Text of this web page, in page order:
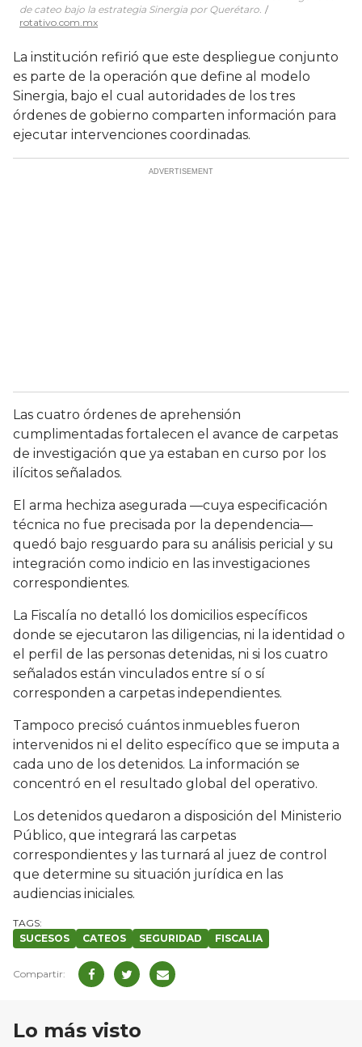
de cateo bajo la estrategia Sinergia por Querétaro.
rotativo.com.mx
La institución refirió que este despliegue conjunto
es parte de la operación que define al modelo
Sinergia, bajo el cual autoridades de los tres
órdenes de gobierno comparten información para
ejecutar intervenciones coordinadas.
Las cuatro órdenes de aprehensión
cumplimentadas fortalecen el avance de carpetas
de investigación que ya estaban en curso por los
ilícitos señalados.
El arma hechiza asegurada —cuya especificación
técnica no fue precisada por la dependencia—
quedó bajo resguardo para su análisis pericial y su
integración como indicio en las investigaciones
correspondientes.
La Fiscalía no detalló los domicilios específicos
donde se ejecutaron las diligencias, ni la identidad o
el perfil de las personas detenidas, ni si los cuatro
señalados están vinculados entre sí o sí
corresponden a carpetas independientes.
Tampoco precisó cuántos inmuebles fueron
intervenidos ni el delito específico que se imputa a
cada uno de los detenidos. La información se
concentró en el resultado global del operativo.
Los detenidos quedaron a disposición del Ministerio
Público, que integrará las carpetas
correspondientes y las turnará al juez de control
que determine su situación jurídica en las
audiencias iniciales.
SUCESOS CATEOS SEGURIDAD FISCALIA
Lo más visto